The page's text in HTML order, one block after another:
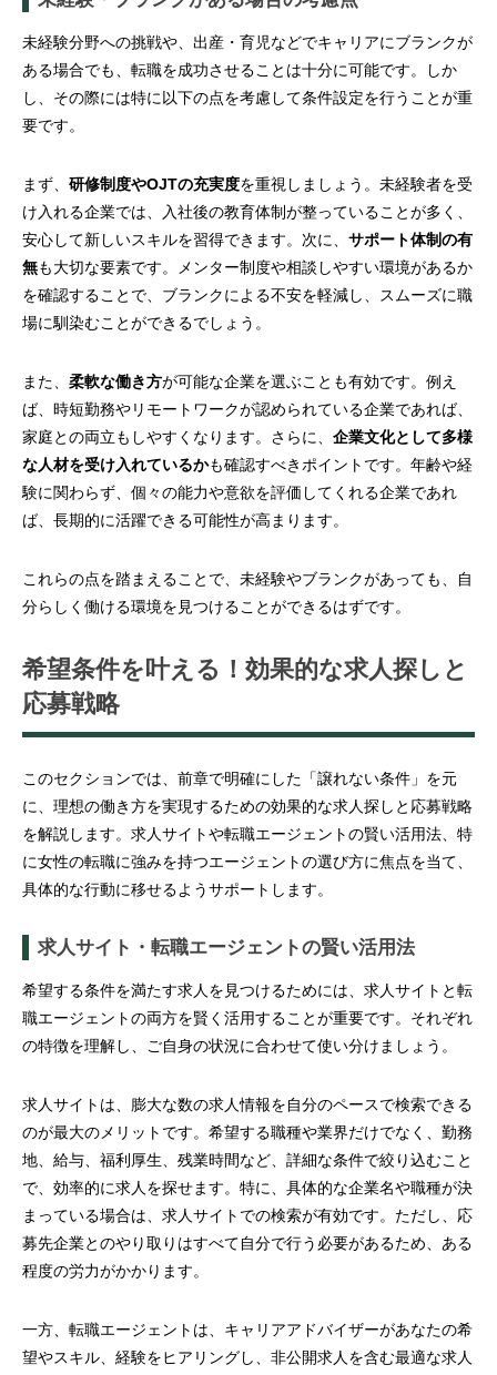
未経験分野への挑戦や、出産・育児などでキャリアにブランクが
ある場合でも、転職を成功させることは十分に可能です。しか
し、その際には特に以下の点を考慮して条件設定を行うことが重
要です。
まず、 研修制度やOJTの充実度を重視しましょう。未経験者を受
け入れる企業では、入社後の教育体制が整っていることが多く、
安心して新しいスキルを習得できます。次に、 サポート体制の有
無も大切な要素です。メンター制度や相談しやすい環境があるか
を確認することで、ブランクによる不安を軽減し、スムーズに職
場に馴染むことができるでしょう。
また、 柔軟な働き方が可能な企業を選ぶことも有効です。例え
ば、時短勤務やリモートワークが認められている企業であれば、
家庭との両立もしやすくなります。さらに、 企業文化として多様
な人材を受け入れているかも確認すべきポイントです。年齢や経
験に関わらず、個々の能力や意欲を評価してくれる企業であれ
ば、長期的に活躍できる可能性が高まります。
これらの点を踏まえることで、未経験やブランクがあっても、自
分らしく働ける環境を見つけることができるはずです。
希望条件を叶える！効果的な求人探しと
応募戦略
このセクションでは、前章で明確にした「譲れない条件」を元
に、理想の働き方を実現するための効果的な求人探しと応募戦略
を解説します。求人サイトや転職エージェントの賢い活用法、特
に女性の転職に強みを持つエージェントの選び方に焦点を当て、
具体的な行動に移せるようサポートします。
求人サイト・転職エージェントの賢い活用法
希望する条件を満たす求人を見つけるためには、求人サイトと転
職エージェントの両方を賢く活用することが重要です。それぞれ
の特徴を理解し、ご自身の状況に合わせて使い分けましょう。
求人サイトは、膨大な数の求人情報を自分のペースで検索できる
のが最大のメリットです。希望する職種や業界だけでなく、勤務
地、給与、福利厚生、残業時間など、詳細な条件で絞り込むこと
で、効率的に求人を探せます。特に、具体的な企業名や職種が決
まっている場合は、求人サイトでの検索が有効です。ただし、応
募先企業とのやり取りはすべて自分で行う必要があるため、ある
程度の労力がかかります。
一方、転職エージェントは、キャリアアドバイザーがあなたの希
望やスキル、経験をヒアリングし、非公開求人を含む最適な求人